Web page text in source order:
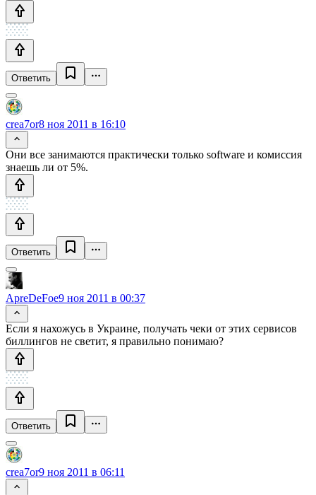
Ответить
crea7or8 ноя 2011 в 16:10
Они все занимаются практически только software и комиссия
знаешь ли от 5%.
Ответить
ApreDeFoe9 ноя 2011 в 00:37
Если я нахожусь в Украине, получать чеки от этих сервисов
биллингов не светит, я правильно понимаю?
Ответить
crea7or9 ноя 2011 в 06:11